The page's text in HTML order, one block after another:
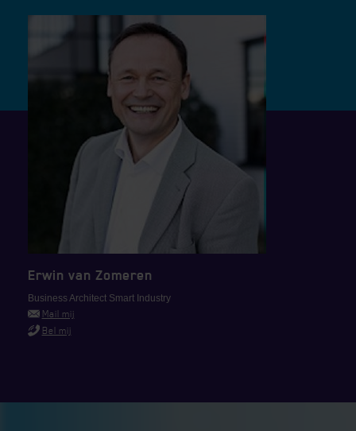
Erwin van Zomeren
Business Architect Smart Industry
Mail mij
Bel mij